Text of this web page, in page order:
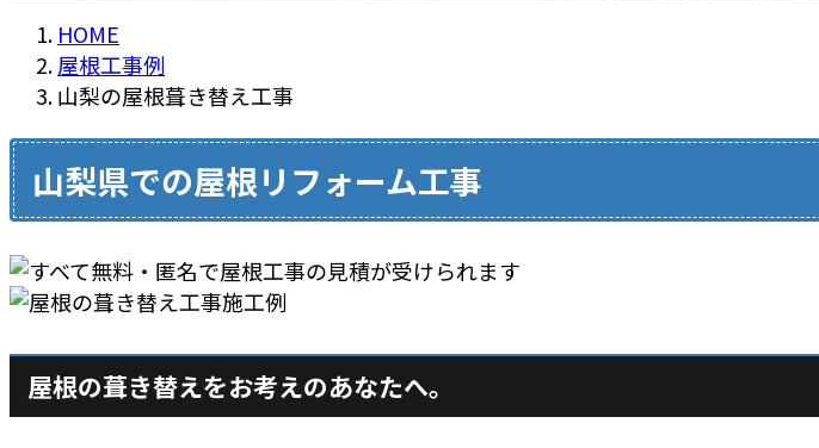
HOME
屋根工事例
山梨の屋根葺き替え工事
山梨県での屋根リフォーム工事
屋根の葺き替えをお考えのあなたへ。